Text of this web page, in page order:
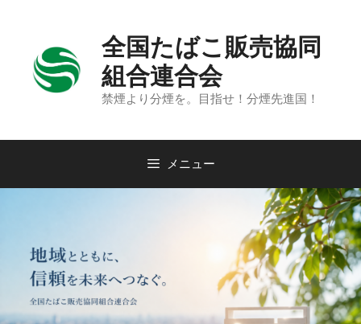
プ
全国たばこ販売協同
組合連合会
禁煙より分煙を。目指せ！分煙先進国！
メニュー